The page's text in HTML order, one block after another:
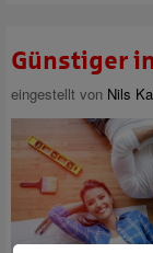
Günstiger
eingestellt von Nils